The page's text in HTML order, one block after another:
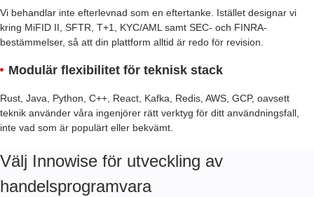
Vi behandlar inte efterlevnad som en eftertanke. Istället designar vi
kring MiFID II, SFTR, T+1, KYC/AML samt SEC- och FINRA-
bestämmelser, så att din plattform alltid är redo för revision.
Modulär flexibilitet för teknisk stack
Rust, Java, Python, C++, React, Kafka, Redis, AWS, GCP, oavsett
teknik använder våra ingenjörer rätt verktyg för ditt användningsfall,
inte vad som är populärt eller bekvämt.
Välj Innowise för utveckling av
handelsprogramvara